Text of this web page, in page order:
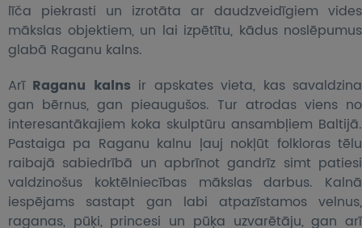
līča piekrasti un izrotāta ar daudzveidīgiem vides
mākslas objektiem, un lai izpētītu, kādus noslēpumus
glabā Raganu kalns.
Arī Raganu kalns ir apskates vieta, kas savaldzina
gan bērnus, gan pieaugušos. Tur atrodas viens no
interesantākajiem koka skulptūru ansambļiem Baltijā.
Pastaiga pa Raganu kalnu ļauj nokļūt folkloras tēlu
raibajā sabiedrībā un apbrīnot gandrīz simt patiesi
valdzinošus koktēlniecības mākslas darbus. Kalnā
iespējams sastapt gan labi atpazīstamos velnus,
raganas, pūķi, princesi un pūķa uzvarētāju, gan arī